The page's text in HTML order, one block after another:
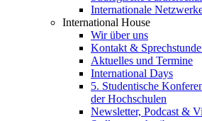
Internationale
International House
Wir über uns
Kontakt &
Aktuelles und Termine
International Days
5. Studentische
der Hochschulen
Newsletter, Podcast &